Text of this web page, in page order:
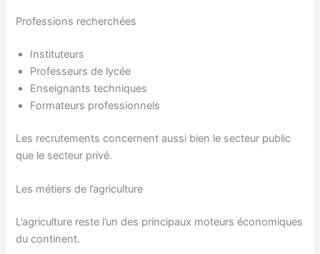
Professions recherchées
Instituteurs
Professeurs de lycée
Enseignants techniques
Formateurs professionnels
Les recrutements concernent aussi bien le secteur public
que le secteur privé.
Les métiers de l’agriculture
L’agriculture reste l’un des principaux moteurs économiques
du continent.